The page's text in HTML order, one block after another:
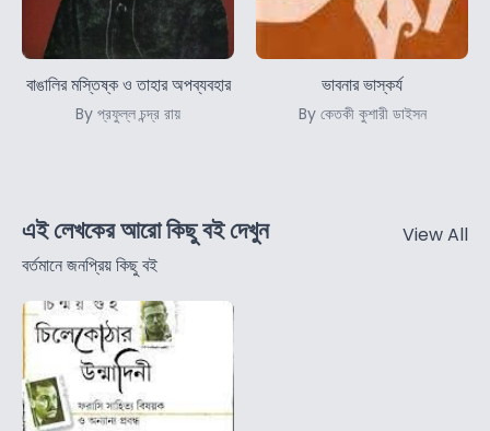
বাঙালির মস্তিষ্ক ও তাহার অপব্যবহার
By প্রফুল্ল চন্দ্র রায়
ভাবনার ভাস্কর্য
By কেতকী কুশারী ডাইসন
এই লেখকের আরো কিছু বই দেখুন
বর্তমানে জনপ্রিয় কিছু বই
View All